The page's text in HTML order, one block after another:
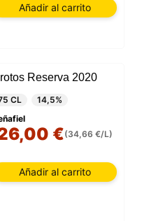
Añadir al carrito
Reserva 2020
CL
14,5%
€(34,66 €/L)
Añadir al carrito